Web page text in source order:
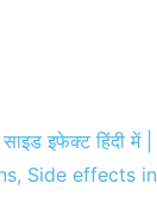
इफेक्ट हिंदी में |
Side effects in